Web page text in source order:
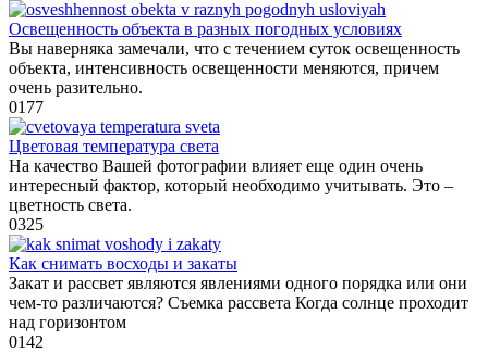
Освещенность объекта в разных погодных условиях
Вы наверняка замечали, что с течением суток освещенность
объекта, интенсивность освещенности меняются, причем
очень разительно.
0177
Цветовая температура света
На качество Вашей фотографии влияет еще один очень
интересный фактор, который необходимо учитывать. Это –
цветность света.
0325
Как снимать восходы и закаты
Закат и рассвет являются явлениями одного порядка или они
чем-то различаются? Съемка рассвета Когда солнце проходит
над горизонтом
0142